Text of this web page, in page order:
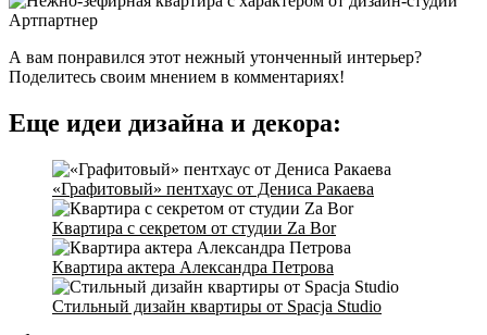
А вам понравился этот нежный утонченный интерьер?
Поделитесь своим мнением в комментариях!
Еще идеи дизайна и декора:
«Графитовый» пентхаус от Дениса Ракаева
Квартира с секретом от студии Za Bor
Квартира актера Александра Петрова
Стильный дизайн квартиры от Spacja Studio